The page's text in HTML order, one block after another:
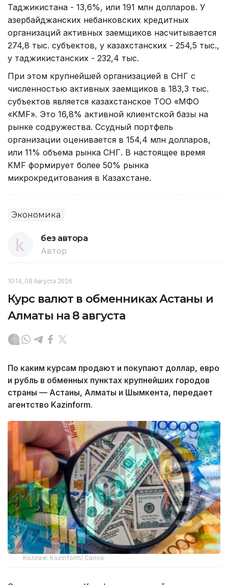
Таджикистана - 13,6%, или 191 млн долларов. У
азербайджанских небанковских кредитных
организаций активных заемщиков насчитывается
274,8 тыс. субъектов, у казахстанских - 254,5 тыс.,
у таджикистанских - 232,4 тыс.
При этом крупнейшей организацией в СНГ с
численностью активных заемщиков в 183,3 тыс.
субъектов является казахстанское ТОО «МФО
«KMF». Это 16,8% активной клиентской базы на
рынке содружества. Ссудный портфель
организации оценивается в 154,4 млн долларов,
или 11% объема рынка СНГ. В настоящее время
KMF формирует более 50% рынка
микрокредитования в Казахстане.
Экономика
без автора
Автор
10:14, 08 Августа 2026
Курс валют в обменниках Астаны и
Алматы на 8 августа
По каким курсам продают и покупают доллар, евро
и рубль в обменных пунктах крупнейших городов
страны — Астаны, Алматы и Шымкента, передает
агентство Kazinform.
Коллаж: Kazinform/ Canva